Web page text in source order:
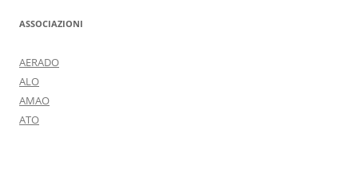
ASSOCIAZIONI
AERADO
ALO
AMAO
ATO